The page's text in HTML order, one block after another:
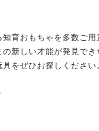
育おもちゃを多数ご用
新しい才能が発見でき
をぜひお探しください